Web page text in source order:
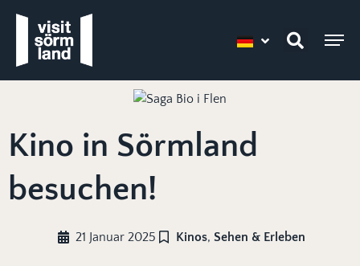
Kino in Sörmland
besuchen!
21 Januar 2025 Kinos, Sehen & Erleben